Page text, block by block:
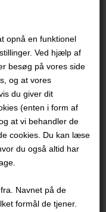
opnå en funktionel
Ved hjælp af
besøg på vores side
og at vores
du giver dit
(enten i form af
at vi behandler de
cookies. Du kan læse
hvor du også altid har
Navnet på de
formål de tjener.
Kirsten Kruchow
13.500,00 DKK